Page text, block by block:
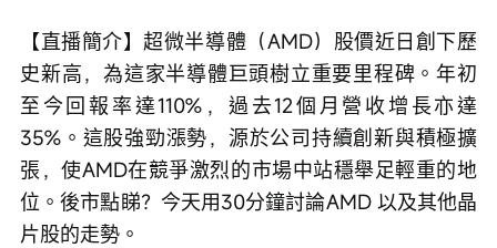
【直播簡介】超微半導體（AMD）股價近日創下歷
史新高，為這家半導體巨頭樹立重要里程碑。年初
至今回報率達110%，過去12個月營收增長亦達
35%。這股強勁漲勢，源於公司持續創新與積極擴
張，使AMD在競爭激烈的市場中站穩舉足輕重的地
位。後市點睇？今天用30分鐘討論AMD 以及其他晶
片股的走勢。